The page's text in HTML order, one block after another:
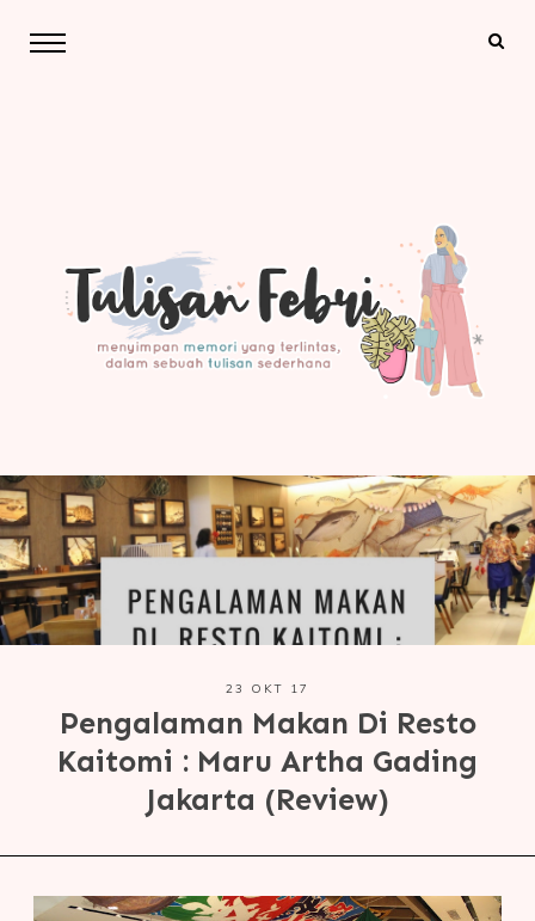
23 OKT 17
Pengalaman Makan Di Resto
Kaitomi : Maru Artha Gading
Jakarta (Review)